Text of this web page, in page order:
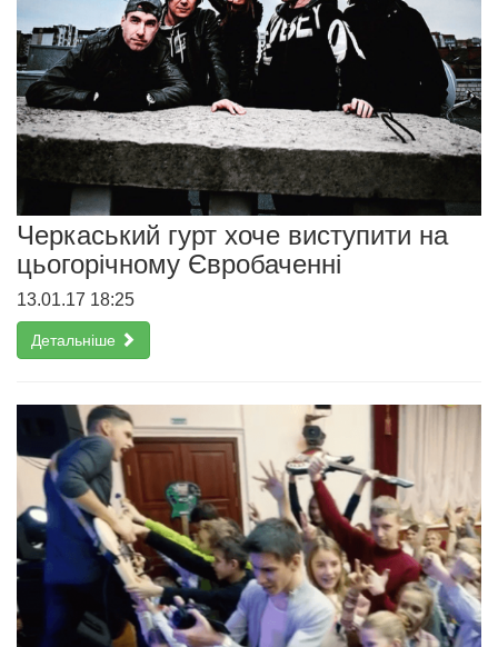
Черкаський гурт хоче виступити на
цьогорічному Євробаченні
13.01.17 18:25
Детальніше